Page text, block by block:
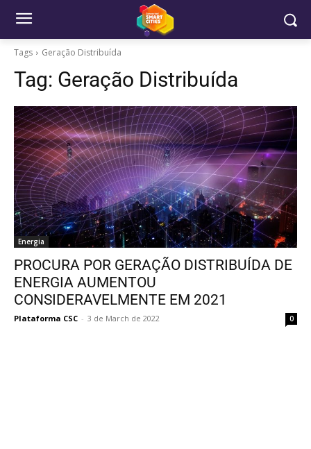
Tags Geração Distribuída
Tag: Geração Distribuída
Energia
PROCURA POR GERAÇÃO DISTRIBUÍDA DE
ENERGIA AUMENTOU
CONSIDERAVELMENTE EM 2021
Plataforma CSC - 3 de March de 2022 0